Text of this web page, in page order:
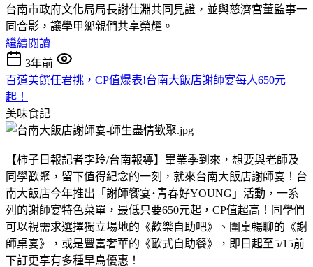
台南市政府文化局局長謝仕淵共同見證，並與慈濟宮董監事一
同合影，讓學甲鄉親們共享榮耀。
繼續閱讀
3年前
百道美饌任君挑，CP值爆表!台南大飯店謝師宴每人650元
起！
美味食記
【柿子日報記者李玲/台南報導】畢業季到來，想要與老師及
同學歡聚，留下值得紀念的一刻，就來台南大飯店謝師宴！台
南大飯店今年推出「謝師饗宴･青春好YOUNG」活動，一系
列的謝師宴特色菜單，最低只要650元起，CP值超高！同學們
可以視需求選擇獨立場地的《歡樂自助吧》、圍桌暢聊的《謝
師桌宴》，或是豐富奢華的《歐式自助餐》，即日起至5/15前
下訂更享有多種早鳥優惠！